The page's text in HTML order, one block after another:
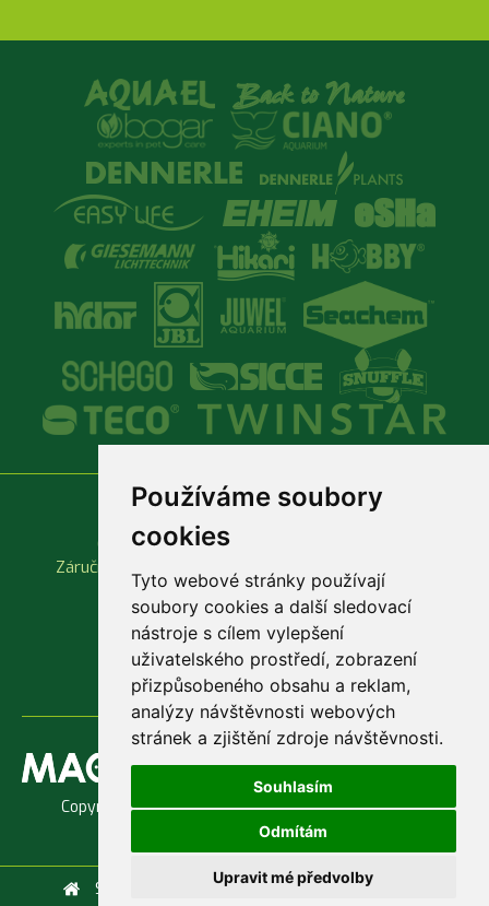
Používáme soubory
cookies
Tyto webové stránky používají
soubory cookies a další sledovací
nástroje s cílem vylepšení
uživatelského prostředí, zobrazení
přizpůsobeného obsahu a reklam,
analýzy návštěvnosti webových
stránek a zjištění zdroje návštěvnosti.
Souhlasím
Odmítám
Upravit mé předvolby
Vše o nákupu
Obchodní podmínky
Záruční a reklamační podmínky
Důležité odkazy
Rychlá objednávka
Copyright © 1998 - 2026 Jaroslav Macenauer, Ing. -
AKVARIUM
Služby Doprava a platba Kontakty